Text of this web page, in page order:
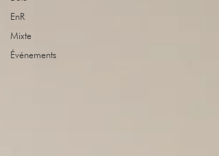
EnR
Mixte
Événements